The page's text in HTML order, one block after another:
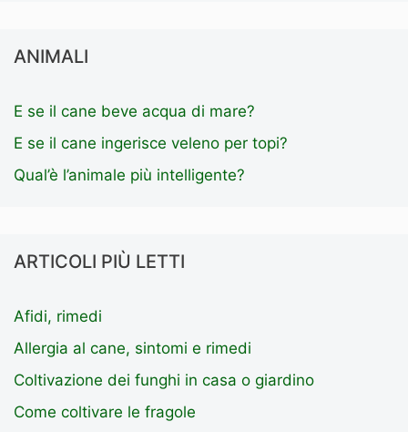
ANIMALI
E se il cane beve acqua di mare?
E se il cane ingerisce veleno per topi?
Qual’è l’animale più intelligente?
ARTICOLI PIÙ LETTI
Afidi, rimedi
Allergia al cane, sintomi e rimedi
Coltivazione dei funghi in casa o giardino
Come coltivare le fragole